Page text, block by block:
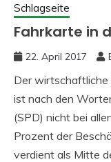
Schlagseite
Fahrkarte in
22. April 2017
Der wirtschaftliche
ist nach den
(SPD) nicht bei
Prozent der
verdient als Mitte